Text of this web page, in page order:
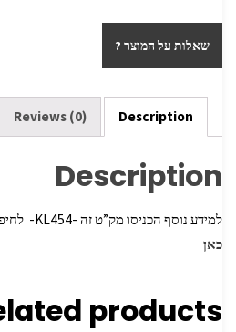
b
o
o
k
tt
er
ar
e
שאלות על המוצר ?
Description
Reviews (0)
Description
למידע נוסף הכניסו מק”ט זה -KL454- לחיפוש בדף הקישור באתר היצרן
כאן
products